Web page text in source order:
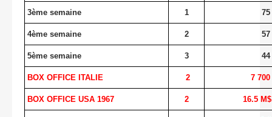
3ème semaine 1 75
4ème semaine 2 57
5ème semaine 3 44
BOX OFFICE ITALIE 2 7 700
BOX OFFICE USA 1967 2 16.5